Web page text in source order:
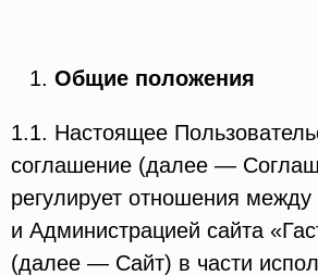
Общие положения
1.1. Настоящее
соглашение (далее —
регулирует отношения
и Администрацией сайта
(далее — Сайт) в части